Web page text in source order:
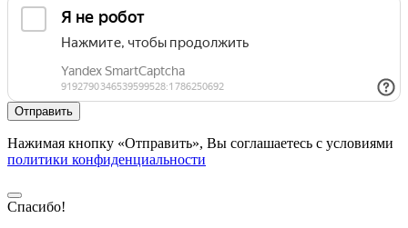
Нажимая кнопку «Отправить», Вы соглашаетесь с условиями
политики конфиденциальности
Спасибо!